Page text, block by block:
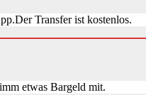
Transfer ist kostenlos.
etwas Bargeld mit.